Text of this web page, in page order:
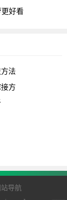
好看
法
方
站导航